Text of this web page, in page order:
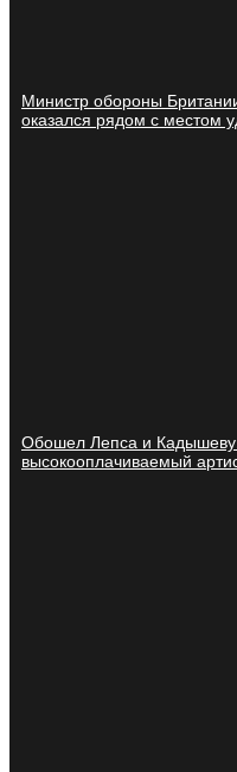
Министр обороны
оказался рядом с местом
Обошел Лепса и
высокооплачиваемый